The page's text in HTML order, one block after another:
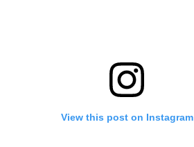
View this post on Instagram